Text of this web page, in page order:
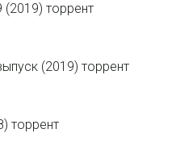
(2019) торрент
(2019) торрент
торрент